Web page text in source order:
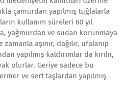
çamurdan yapılmış tuğlalarla
kullanım süreleri 60 yıl
yağmurdan ve sudan korunmaya
aşınır, dağılır, ufalanıp
yapılmış kaldırımlar da kırılır,
olurlar. Geriye sadece bu
ve sert taşlardan yapılmış